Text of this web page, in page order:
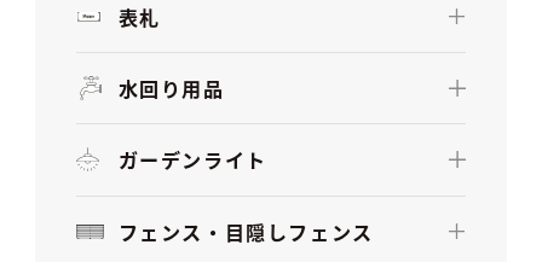
表札
水回り用品
ガーデンライト
フェンス・目隠しフェンス